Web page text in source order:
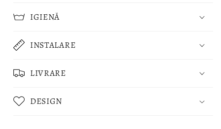
IGIENĂ
INSTALARE
LIVRARE
DESIGN